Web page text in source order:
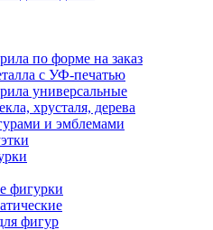
по форме на заказ
с УФ-печатью
универсальные
хрусталя, дерева
и эмблемами
фигурки
фигур